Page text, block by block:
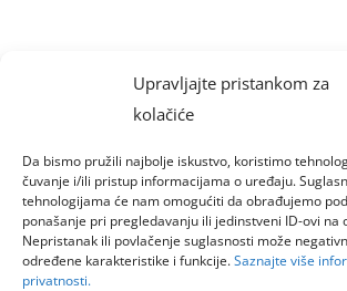
Upravljajte pristankom za
kolačiće
Da bismo pružili najbolje iskustvo, koristimo
čuvanje i/ili pristup informacijama o uređaju.
tehnologijama će nam omogućiti da obrađujemo
ponašanje pri pregledavanju ili jedinstveni ID-ovi na
Nepristanak ili povlačenje suglasnosti može
određene karakteristike i funkcije.Saznajte više
privatnosti.